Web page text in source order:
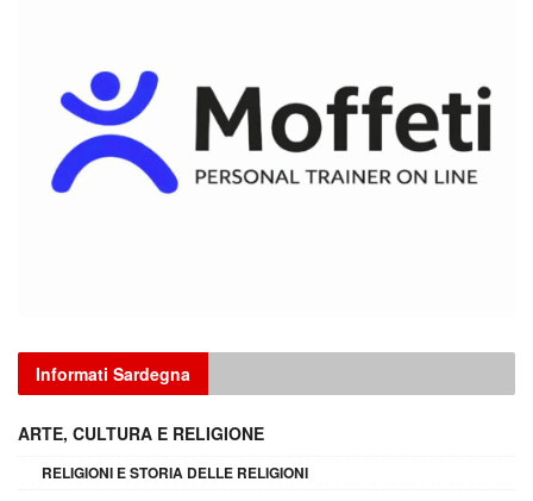
Informati Sardegna
ARTE, CULTURA E RELIGIONE
RELIGIONI E STORIA DELLE RELIGIONI